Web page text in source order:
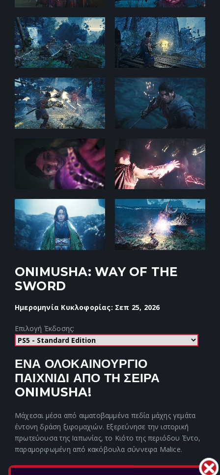
ONIMUSHA: WAY OF THE
SWORD
Ημερομηνία Κυκλοφορίας: Σεπ 25, 2026
Επιλογή Έκδοσης:
ΕΝΑ ΟΛΟΚΑΙΝΟΥΡΓΙΟ
ΠΑΙΧΝΙΔΙ ΑΠΟ ΤΗ ΣΕΙΡΑ
ONIMUSHA!
Μάχεσαι μέσα από αιματοβαμμένα πεδία μάχης γεμάτα
έντονη δράση ξιφομαχιών. Εξερεύνησε την ιστορική
πρωτεύουσα της Ιαπωνίας, το Κιότο της περιόδου Έντο,
παραμορφωμένη από κακόβουλα σύννεφα Malice.
Με κάθε στάδιο να καλύπτεται από μυστήριο, κίνδυνο